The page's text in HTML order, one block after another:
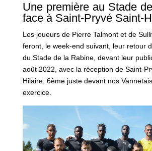
Une première au Stade
face à Saint-Pryvé Saint-
Les joueurs de Pierre Talmont et de
feront, le week-end suivant, leur retour
du Stade de la Rabine, devant leur
août 2022, avec la réception de Saint-
Hilaire, 6ème juste devant nos
exercice.